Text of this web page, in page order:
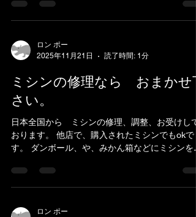
詰めて、 ガムテープで、フタを閉めてお送りくだ
さい。...
ロン ポー
2025年11月21日
読了時間: 1分
ミシンの修理なら おまかせ
さい。
日本全国から ミシンの修理、調整、お受けして
おります。 他店で、購入されたミシンでもokで
す。 ダンボール、や、みかん箱などにミシンを入
詰めて、 ガムテープで、フタを閉めてお送りくだ
さい。...
ロン ポー